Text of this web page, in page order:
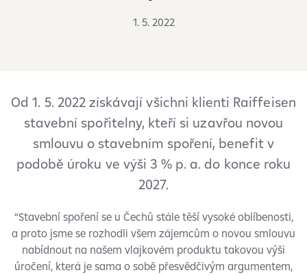
1. 5. 2022
Od 1. 5. 2022 získávají všichni klienti Raiffeisen
stavební spořitelny, kteří si uzavřou novou
smlouvu o stavebním spoření, benefit v
podobě úroku ve výši 3 % p. a. do konce roku
2027.
“Stavební spoření se u Čechů stále těší vysoké oblíbenosti,
a proto jsme se rozhodli všem zájemcům o novou smlouvu
nabídnout na našem vlajkovém produktu takovou výši
úročení, která je sama o sobě přesvědčivým argumentem,